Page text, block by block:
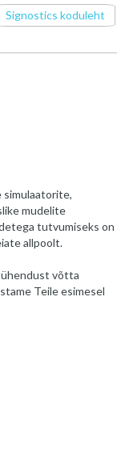
Signostics koduleht
simulaatorite,
mudelite
tutvumiseks on
allpoolt.
ühendust võtta
Teile esimesel